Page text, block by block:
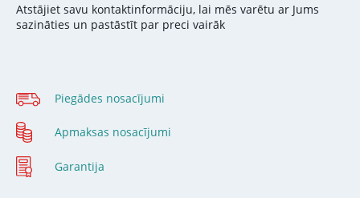
Atstājiet savu kontaktinformāciju, lai mēs varētu ar Jums
sazināties un pastāstīt par preci vairāk
Piegādes nosacījumi
Apmaksas nosacījumi
Garantija